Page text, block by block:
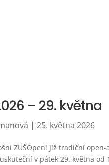
– 29. května
|25. května 2026
ZUŠOpen! Již tradiční open-
v pátek 29. května od